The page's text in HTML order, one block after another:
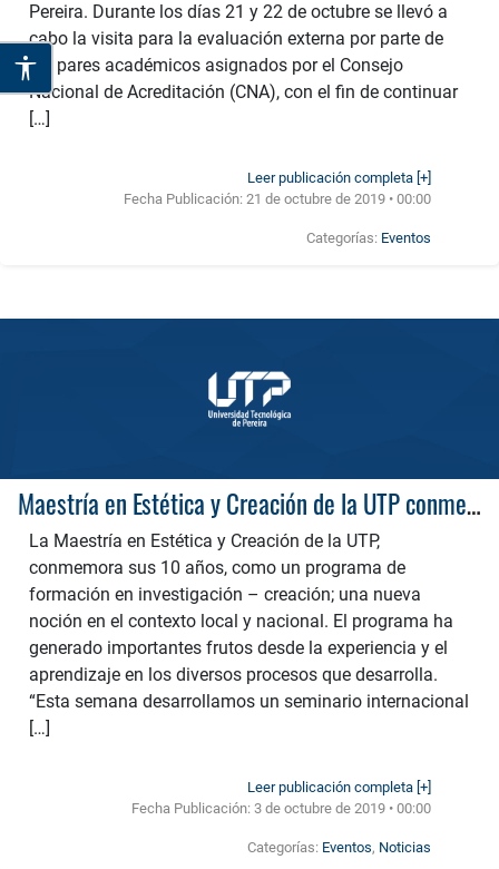
Pereira. Durante los días 21 y 22 de octubre se llevó a
cabo la visita para la evaluación externa por parte de
los pares académicos asignados por el Consejo
Nacional de Acreditación (CNA), con el fin de continuar
[…]
Leer publicación completa [+]
Fecha Publicación:21 de octubre de 2019 • 00:00
Categorías: Eventos
Maestría en Estética y Creación de la UTP conmemora sus primeros 10 años
La Maestría en Estética y Creación de la UTP,
conmemora sus 10 años, como un programa de
formación en investigación – creación; una nueva
noción en el contexto local y nacional. El programa ha
generado importantes frutos desde la experiencia y el
aprendizaje en los diversos procesos que desarrolla.
“Esta semana desarrollamos un seminario internacional
[…]
Leer publicación completa [+]
Fecha Publicación:3 de octubre de 2019 • 00:00
Categorías: Eventos, Noticias